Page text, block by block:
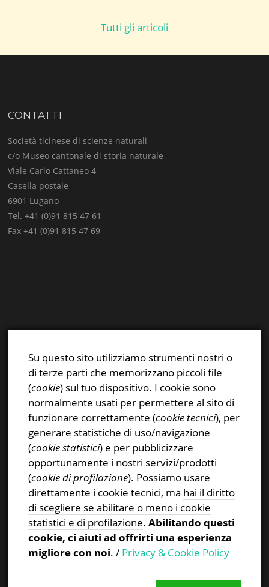
SEMENCES,
Tutti gli articoli
CONTATTI
Società ticinese di scienze naturali
c/o Museo cantonale di storia naturale
Viale Carlo Cattaneo 4
Casella postale
6901 Lugano
Tel. +41 (0)91 815 47 61
Fax +41 (0)91 815 47 69
Instagram
Privacy & Cookies Policy
CERCA NEL SITO
Ricerca
Su questo sito utilizziamo strumenti nostri o
di terze parti che memorizzano piccoli file
(cookie) sul tuo dispositivo. I cookie sono
normalmente usati per permettere al sito di
funzionare correttamente (cookie tecnici), per
generare statistiche di uso/navigazione
(cookie statistici) e per pubblicizzare
opportunamente i nostri servizi/prodotti
(cookie di profilazione). Possiamo usare
direttamente i cookie tecnici, ma hai il diritto
di scegliere se abilitare o meno i cookie
statistici e di profilazione.Abilitando questi
cookie, ci aiuti ad offrirti una esperienza
migliore con noi. / Privacy & Cookie Policy